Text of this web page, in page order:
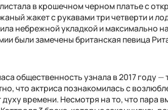
в крошечном черном платье с
жакет с рукавами три четверти и
небрежной укладкой и максимально
были замечены британская певица
общественность узнала в 2017 году—
что актриса познакомилась с
времени. Несмотря на то, что пара